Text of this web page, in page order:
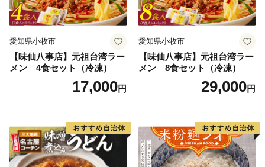
愛知県小牧市
【味仙八事店】元祖台湾ラー
メン 4食セット（冷凍）
17,000円
愛知県小牧市
【味仙八事店】元祖台湾ラー
メン 8食セット（冷凍）
29,000円